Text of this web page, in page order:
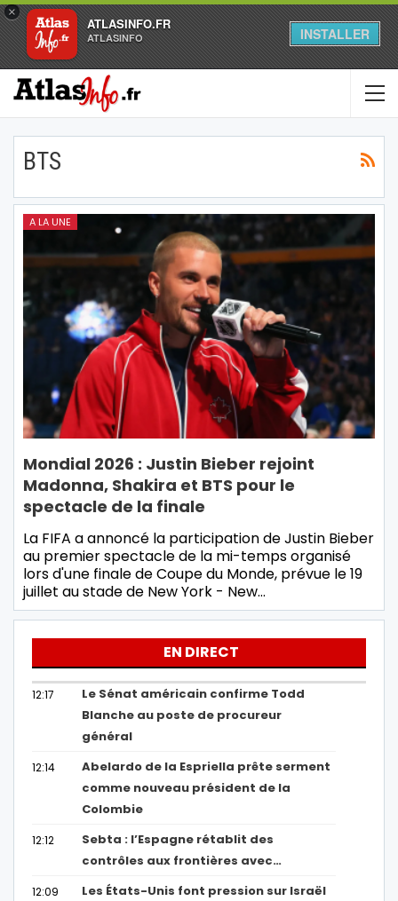
×
ATLASINFO.FR
ATLASINFO INSTALLER
BTS
A LA UNE
Mondial 2026 : Justin Bieber rejoint
Madonna, Shakira et BTS pour le
spectacle de la finale
La FIFA a annoncé la participation de Justin Bieber
au premier spectacle de la mi-temps organisé
lors d'une finale de Coupe du Monde, prévue le 19
juillet au stade de New York - New…
EN DIRECT
12:17
Le Sénat américain confirme Todd
Blanche au poste de procureur
général
12:14
Abelardo de la Espriella prête serment
comme nouveau président de la
Colombie
12:12
Sebta : l’Espagne rétablit des
contrôles aux frontières avec…
12:09
Les États-Unis font pression sur Israël